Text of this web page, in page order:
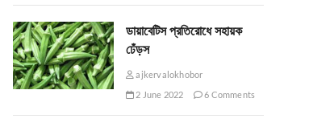
ডায়াবেটিস প্রতিরোধে সহায়ক
ঢেঁড়স
ajkervalokhobor
2 June 2022
6 Comments